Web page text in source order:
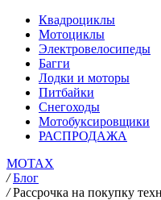
Квадроциклы
Мотоциклы
Электровелосипеды
Багги
Лодки и моторы
Питбайки
Снегоходы
Мотобуксировщики
РАСПРОДАЖА
MOTAX
/ Блог
/ Рассрочка на покупку